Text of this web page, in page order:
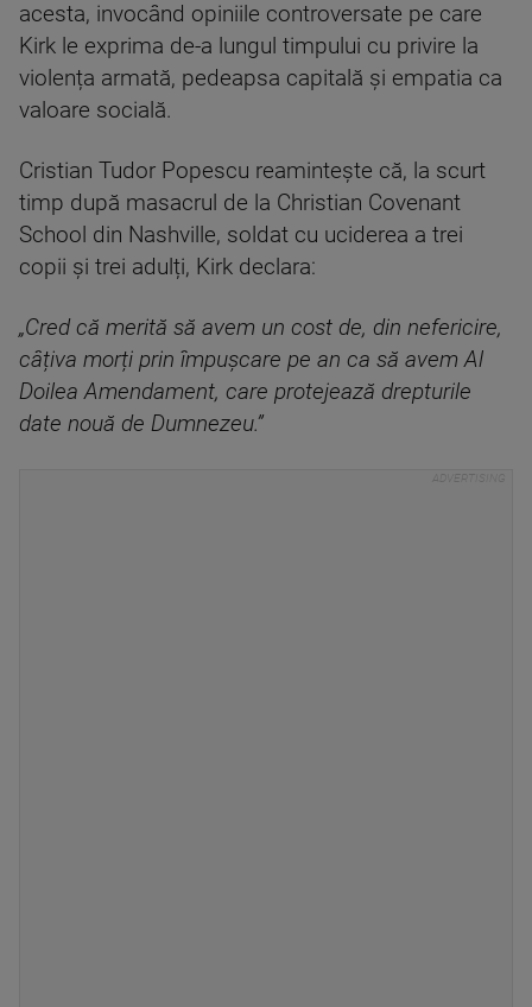
acesta, invocând opiniile controversate pe care
Kirk le exprima de-a lungul timpului cu privire la
violența armată, pedeapsa capitală și empatia ca
valoare socială.
Cristian Tudor Popescu reamintește că, la scurt
timp după masacrul de la Christian Covenant
School din Nashville, soldat cu uciderea a trei
copii și trei adulți, Kirk declara:
„Cred că merită să avem un cost de, din nefericire,
câțiva morți prin împușcare pe an ca să avem Al
Doilea Amendament, care protejează drepturile
date nouă de Dumnezeu.”